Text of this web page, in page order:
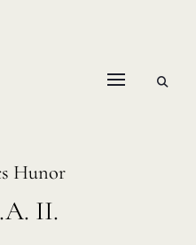
Művésztelep
open
Hunor
II.